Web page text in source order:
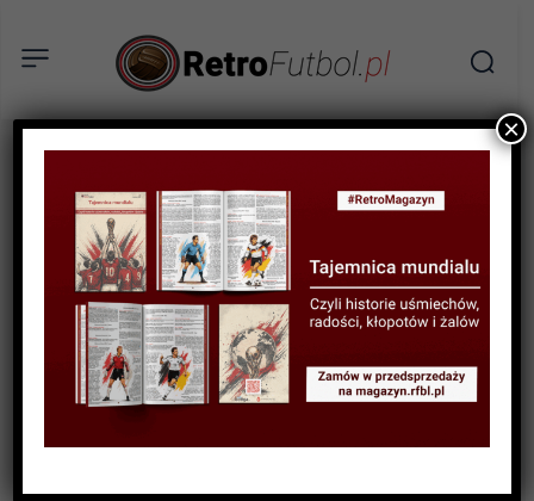
STATYSTYKI FUTBOLOWE
STATYSTYKI KLUBOWE
STATYSTYKI PIŁKARZY
Rekordowe wygrane w
europejskich pucharach
×